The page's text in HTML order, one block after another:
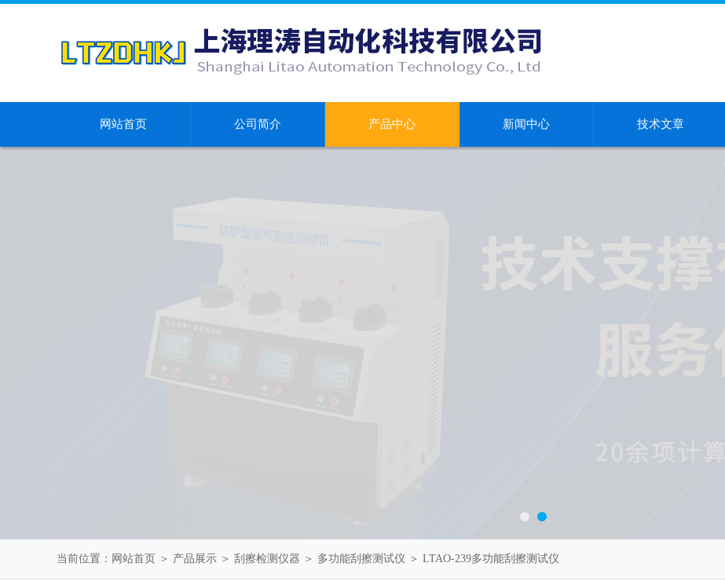
网站首页 公司简介 产品中心 新闻中心 技术文章
当前位置： 网站首页 ＞ 产品展示 ＞ 刮擦检测仪器 ＞ 多功能刮擦测试仪 ＞ LTAO-239多功能刮擦测试仪